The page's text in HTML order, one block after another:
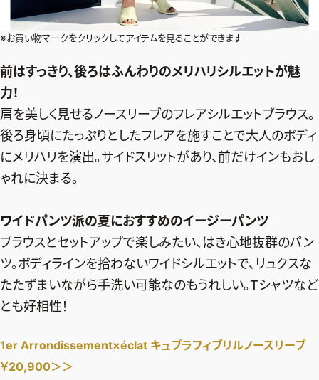
※お買い物マークをクリックしてアイテムを見ることができます
前はすっきり、後ろはふんわりのメリハリシルエットが魅
力！
肩を美しく見せるノースリーブのフレアシルエットブラウス。
後ろ身頃にたっぷりとしたフレアを施すことで大人のボディ
にメリハリを演出。サイドスリットがあり、前だけインもおし
ゃれに決まる。
ワイドパンツ派の夏におすすめのイージーパンツ
ブラウスとセットアップで楽しみたい、はき心地抜群のパン
ツ。ボディラインを拾わないワイドシルエットで、リュクスな
たたずまいながら手洗い可能なのもうれしい。Tシャツなど
とも好相性！
1er Arrondissement×éclat キュプラフィブリルノースリーブ
￥20,900＞＞